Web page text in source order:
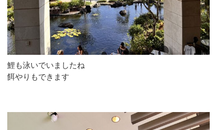
鯉も泳いでいましたね
餌やりもできます